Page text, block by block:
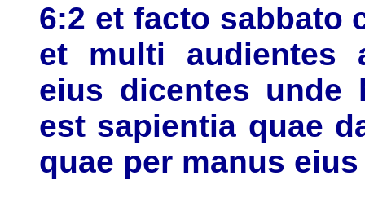
6:2 et facto sabbato
et multi audientes
eius dicentes unde
est sapientia quae
quae per manus